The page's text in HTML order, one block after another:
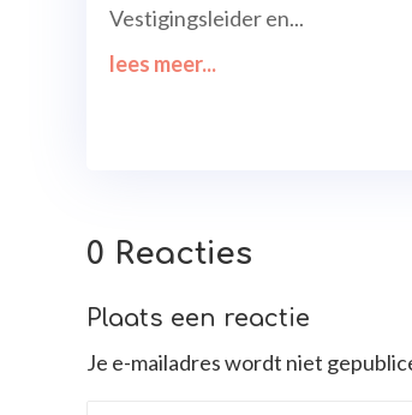
Vestigingsleider en...
lees meer...
0 Reacties
Plaats een reactie
Je e-mailadres wordt niet